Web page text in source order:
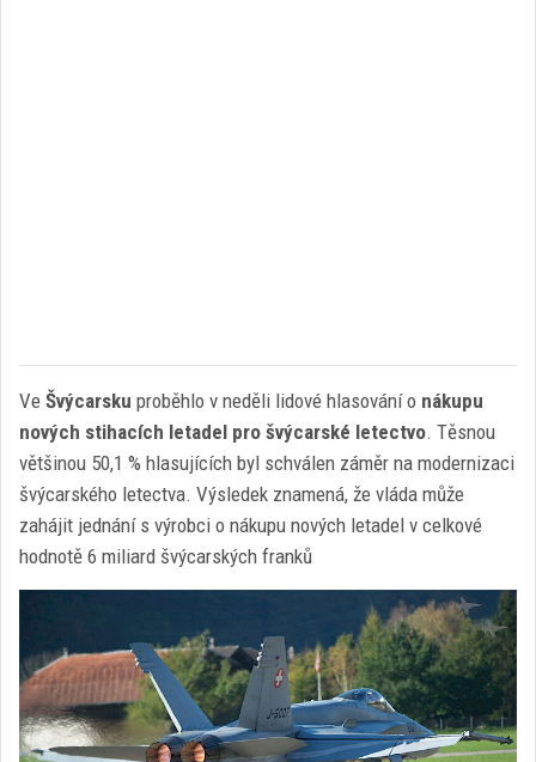
Ve Švýcarsku proběhlo v neděli lidové hlasování o nákupu
nových stihacích letadel pro švýcarské letectvo. Těsnou
většinou 50,1 % hlasujících byl schválen záměr na modernizaci
švýcarského letectva. Výsledek znamená, že vláda může
zahájit jednání s výrobci o nákupu nových letadel v celkové
hodnotě 6 miliard švýcarských franků